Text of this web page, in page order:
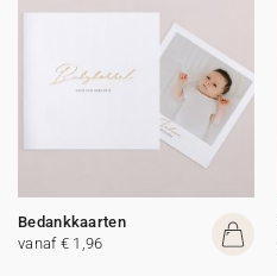
Bedankkaarten
vanaf € 1,96